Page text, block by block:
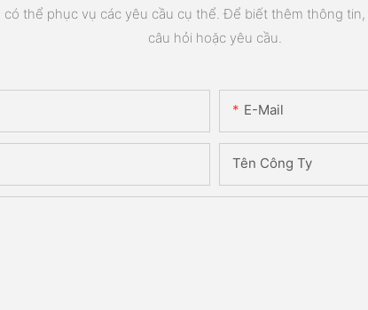
thể phục vụ các yêu cầu cụ thể. Để biết thêm thông
câu hỏi hoặc yêu cầu.
E-Mail
Tên Công Ty